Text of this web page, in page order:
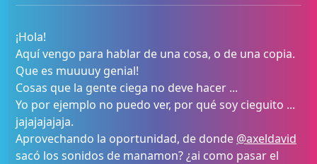
¡Hola!
Aquí vengo para hablar de una cosa, o de una copia.
Que es muuuuy genial!
Cosas que la gente ciega no deve hacer ...
Yo por ejemplo no puedo ver, por qué soy cieguito ...
jajajajajaja.
Aprovechando la oportunidad, de donde @axeldavid
sacó los sonidos de manamon? ¿ai como pasar el